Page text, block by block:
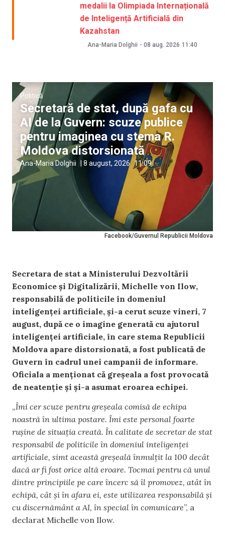
medalii la Olimpiada Internațională
de Inteligență Artificială din
Kazahstan
Ana-Maria Dolghii - 08 aug. 2026 11:40
Facebook/Guvernul Republicii Moldova
Politică
Secretară de stat, după gafa cu
AI de la Guvern: scuze publice
pentru imaginea cu stema R.
Moldova distorsionată
Ana-Maria Dolghii | 8 august, 2026 11:09
Secretara de stat a Ministerului Dezvoltării
Economice și Digitalizării, Michelle von Ilow,
responsabilă de politicile în domeniul
inteligenței artificiale, și-a cerut scuze vineri, 7
august, după ce o imagine generată cu ajutorul
inteligenței artificiale, în care stema Republicii
Moldova apare distorsionată, a fost publicată de
Guvern în cadrul unei campanii de informare.
Oficiala a menționat că greșeala a fost provocată
de neatenție și și-a asumat eroarea echipei.
„Îmi cer scuze pentru greșeala comisă de echipa
noastră în ultima postare. Îmi este personal foarte
rușine de situația creată. În calitate de secretar de stat
responsabil de politicile în domeniul inteligenței
artificiale, simt această greșeală înmulțit la 100 decât
dacă ar fi fost orice altă eroare. Tocmai pentru că unul
dintre principiile pe care încerc să îl promovez, atât în
echipă, cât și în afara ei, este utilizarea responsabilă și
cu discernământ a AI, în special în comunicare”, a
declarat Michelle von Ilow.